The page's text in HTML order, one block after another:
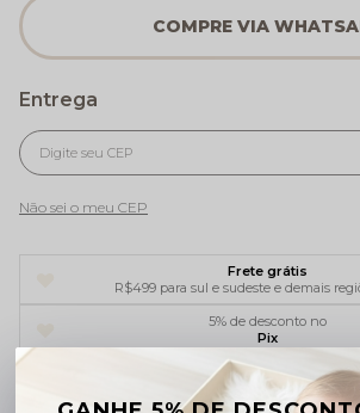
Não sei o meu CEP
Frete grátis
R$499 para sul e sudeste e demais
5% de desconto no
Pix
Ganhe 5% OFF na sua
primeira compra